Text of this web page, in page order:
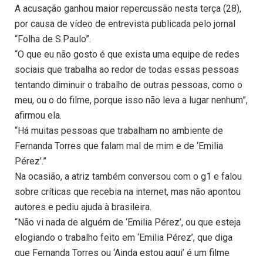
A acusação ganhou maior repercussão nesta terça (28),
por causa de vídeo de entrevista publicada pelo jornal
“Folha de S.Paulo”.
“O que eu não gosto é que exista uma equipe de redes
sociais que trabalha ao redor de todas essas pessoas
tentando diminuir o trabalho de outras pessoas, como o
meu, ou o do filme, porque isso não leva a lugar nenhum”,
afirmou ela.
“Há muitas pessoas que trabalham no ambiente de
Fernanda Torres que falam mal de mim e de ‘Emilia
Pérez’.”
Na ocasião, a atriz também conversou com o g1 e falou
sobre críticas que recebia na internet, mas não apontou
autores e pediu ajuda à brasileira.
“Não vi nada de alguém de ‘Emilia Pérez’, ou que esteja
elogiando o trabalho feito em ‘Emilia Pérez’, que diga
que Fernanda Torres ou ‘Ainda estou aqui’ é um filme